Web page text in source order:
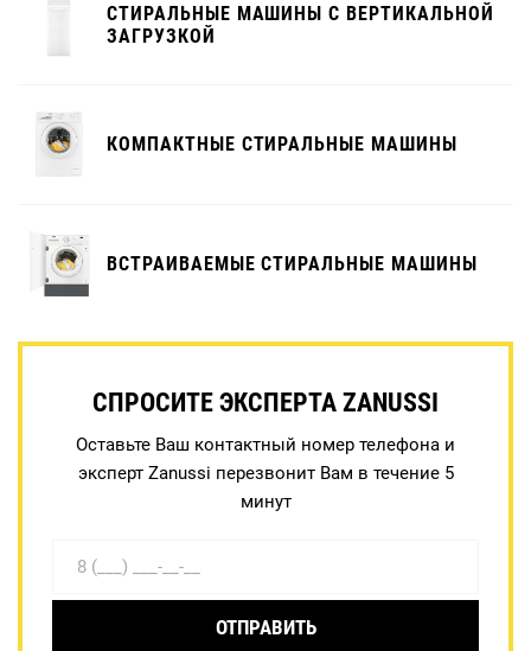
СТИРАЛЬНЫЕ МАШИНЫ С ВЕРТИКАЛЬНОЙ
ЗАГРУЗКОЙ
КОМПАКТНЫЕ СТИРАЛЬНЫЕ МАШИНЫ
ВСТРАИВАЕМЫЕ СТИРАЛЬНЫЕ МАШИНЫ
СПРОСИТЕ ЭКСПЕРТА ZANUSSI
Оставьте Ваш контактный номер телефона и
эксперт Zanussi перезвонит Вам в течение 5
минут
ОТПРАВИТЬ